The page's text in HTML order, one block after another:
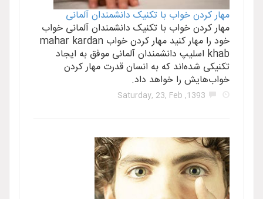
مهار کردن خواب با تکنیک دانشمندان آلمانی
مهار کردن خواب با تکنیک دانشمندان آلمانی خواب
خود را مهار کنید مهار کردن خواب mahar kardan
khab اسلیپ دانشمندان آلمانی موفق به ایجاد
تکنیکی شده‌اند که به انسان قدرت مهار کردن
خواب‌هایش را خواهد داد.
1393, Saturday, 23, Feb